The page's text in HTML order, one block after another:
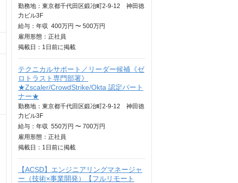
勤務地：東京都千代田区鍛冶町2-9-12 神田徳
力ビル3F
給与： 年収 400万円 〜 500万円
雇用形態：正社員
掲載日： 1日 前に掲載
テクニカルサポート／リーダー候補《ゼ
ロトラスト専門部署》
★Zscaler/CrowdStrike/Okta 認定パート
ナー★
勤務地：東京都千代田区鍛冶町2-9-12 神田徳
力ビル3F
給与： 年収 550万円 〜 700万円
雇用形態：正社員
掲載日： 1日 前に掲載
【ACSD】エンジニアリングマネージャ
ー（技術×事業開発）【フルリモート